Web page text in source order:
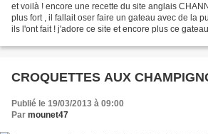
et voilà ! encore une recette du site anglais
plus fort , il fallait oser faire un gateau avec de la
ils l'ont fait ! j'adore ce site et encore plus ce
CROQUETTES AUX
Publié le 19/03/2013 à 09:00
Par mounet47